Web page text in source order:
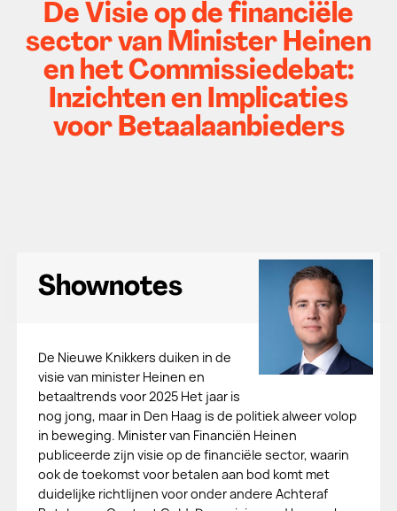
De Visie op de financiële
sector van Minister Heinen
en het Commissiedebat:
Inzichten en Implicaties
voor Betaalaanbieders
Shownotes
De Nieuwe Knikkers duiken in de
visie van minister Heinen en
betaaltrends voor 2025 Het jaar is
nog jong, maar in Den Haag is de politiek alweer volop
in beweging. Minister van Financiën Heinen
publiceerde zijn visie op de financiële sector, waarin
ook de toekomst voor betalen aan bod komt met
duidelijke richtlijnen voor onder andere Achteraf